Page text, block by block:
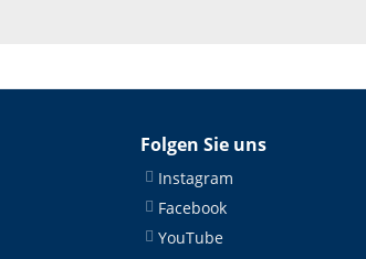
Folgen Sie uns
Instagram
Facebook
YouTube